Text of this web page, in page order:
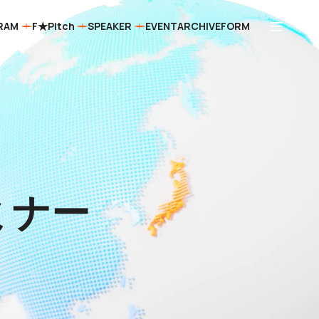
F★Pitch SPEAKER EVENTARCHIVEFORM
ナー